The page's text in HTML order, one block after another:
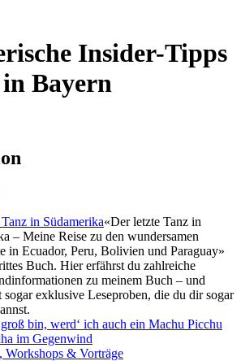
Insider-Tipps
Bayern
in Südamerika«Der letzte Tanz in
– Meine Reise zu den wundersamen
in Ecuador, Peru, Bolivien und Paraguay»
Buch. Hier erfährst du zahlreiche
zu meinem Buch – und
sogar exklusive Leseproben, die du dir sogar
bin, werd‘ ich auch ein Machu Picchu
im Gegenwind
Workshops & Vorträge